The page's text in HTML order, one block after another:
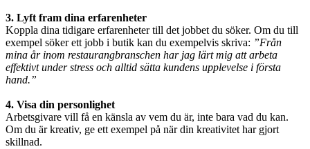
3. Lyft fram dina erfarenheter
Koppla dina tidigare erfarenheter till det jobbet du söker. Om du till
exempel söker ett jobb i butik kan du exempelvis skriva: ”Från
mina år inom restaurangbranschen har jag lärt mig att arbeta
effektivt under stress och alltid sätta kundens upplevelse i första
hand.”
4. Visa din personlighet
Arbetsgivare vill få en känsla av vem du är, inte bara vad du kan.
Om du är kreativ, ge ett exempel på när din kreativitet har gjort
skillnad.